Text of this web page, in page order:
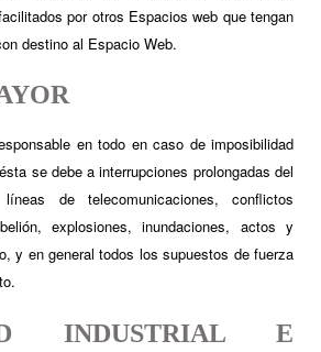
por otros Espacios web que tengan
destino al Espacio Web.
en todo en caso de imposibilidad
se debe a interrupciones prolongadas del
de telecomunicaciones, conflictos
explosiones, inundaciones, actos y
y en general todos los supuestos de fuerza
INDUSTRIAL E